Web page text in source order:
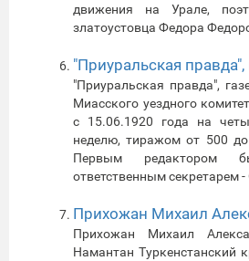
движения на Урале,
златоустовца Федора
"Приуральская правда",
"Приуральская правда",
Миасского уездного
с 15.06.1920 года на
неделю, тиражом от 500
Первым редактором
ответственным секретарем
Прихожан Михаил
Прихожан Михаил
Намантан Туркенстанский